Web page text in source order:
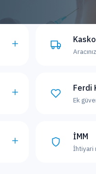
Ferdi
Ek
İMM
İhtiyari